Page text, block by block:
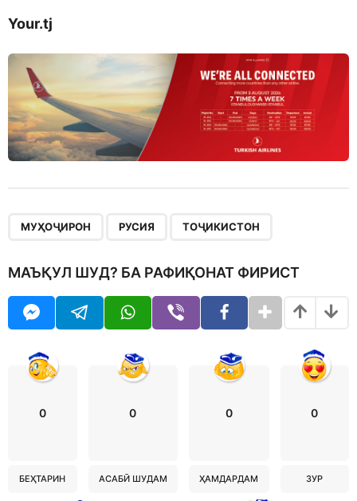
Your.tj
МУҲОҶИРОН РУСИЯ ТОҶИКИСТОН
МАЪҚУЛ ШУД? БА РАФИҚОНАТ ФИРИСТ
0
БЕҲТАРИН
0
АСАБӢ ШУДАМ
0
ҲАМДАРДАМ
0
ЗУР